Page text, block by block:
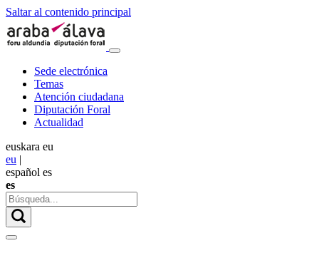
Saltar al contenido principal
Sede electrónica
Temas
Atención ciudadana
Diputación Foral
Actualidad
euskara eu
eu |
español es
es